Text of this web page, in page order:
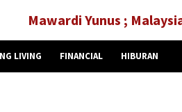
Mawardi Yunus ;
LIVING FINANCIAL HIBURAN